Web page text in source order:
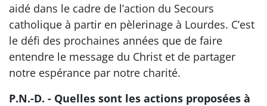
aidé dans le cadre de l’action du Secours
catholique à partir en pèlerinage à Lourdes. C’est
le défi des prochaines années que de faire
entendre le message du Christ et de partager
notre espérance par notre charité.
P.N.-D. - Quelles sont les actions proposées à